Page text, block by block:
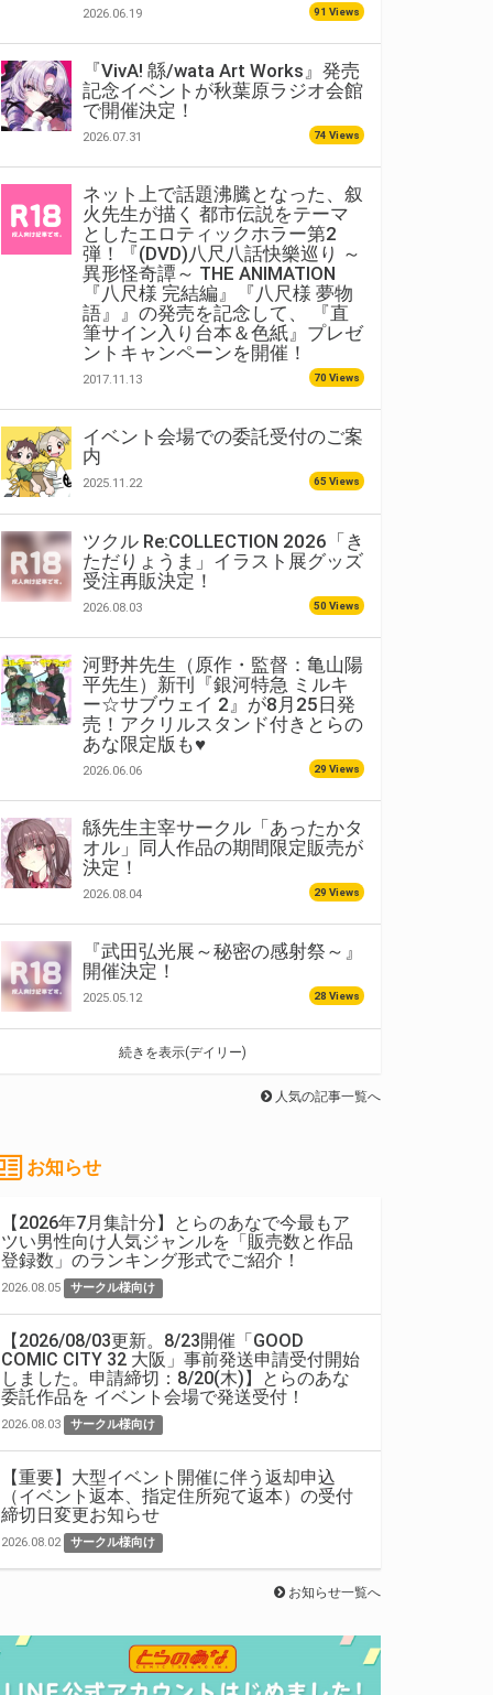
2026.06.19 91 Views
『VivA! 緜/wata Art Works』発売
記念イベントが秋葉原ラジオ会館
で開催決定！
2026.07.31 74 Views
ネット上で話題沸騰となった、叙
火先生が描く 都市伝説をテーマ
としたエロティックホラー第2
弾！『(DVD)八尺八話快樂巡り ～
異形怪奇譚～ THE ANIMATION
『八尺様 完結編』『八尺様 夢物
語』』の発売を記念して、 『直
筆サイン入り台本＆色紙』プレゼ
ントキャンペーンを開催！
2017.11.13 70 Views
イベント会場での委託受付のご案
内
2025.11.22 65 Views
ツクル Re:COLLECTION 2026「き
ただりょうま」イラスト展グッズ
受注再販決定！
2026.08.03 50 Views
河野丼先生（原作・監督：亀山陽
平先生）新刊『銀河特急 ミルキ
ー☆サブウェイ 2』が8月25日発
売！アクリルスタンド付きとらの
あな限定版も♥
2026.06.06 29 Views
緜先生主宰サークル「あったかタ
オル」同人作品の期間限定販売が
決定！
2026.08.04 29 Views
『武田弘光展～秘密の感射祭～』
開催決定！
2025.05.12 28 Views
続きを表示(デイリー)
人気の記事一覧へ
お知らせ
【2026年7月集計分】とらのあなで今最もア
ツい男性向け人気ジャンルを「販売数と作品
登録数」のランキング形式でご紹介！
2026.08.05 サークル様向け
【2026/08/03更新。8/23開催「GOOD
COMIC CITY 32 大阪」事前発送申請受付開始
しました。申請締切：8/20(木)】とらのあな
委託作品を イベント会場で発送受付！
2026.08.03 サークル様向け
【重要】大型イベント開催に伴う返却申込
（イベント返本、指定住所宛て返本）の受付
締切日変更お知らせ
2026.08.02 サークル様向け
お知らせ一覧へ